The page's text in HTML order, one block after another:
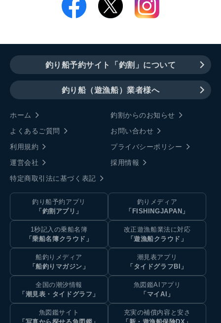
釣り船予約サイト「釣割」について
釣り船（遊漁船）業者様へ
ホーム
釣割からのお知らせ
よくあるご質問
お問い合わせ
利用規約
プライバシーポリシー
運営会社
採用情報
特定商取引法に基づく表記
釣り船予約アプリ
「釣割アプリ」
釣りメディア
「FISHINGJAPAN」
1秒記入の乗船名簿
「乗船名簿クラウド」
改正遊漁船業法に対応
「遊漁船クラウド」
船釣りメディア
「船釣りマガジン」
潮見表アプリ
「タイドグラフBI」
全国の潮汐情報
「潮見表・タイドグラフ」
魚図鑑AIアプリ
「マイAI」
魚図鑑サイト
充実の補償内容と安さ